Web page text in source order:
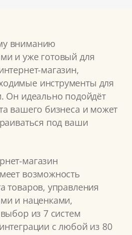
вниманию
и уже готовый для
магазин,
инструменты для
Он идеально подойдёт
вашего бизнеса и может
под ваши
магазин
возможность
товаров, управления
и наценками,
из 7 систем
с любой из 80